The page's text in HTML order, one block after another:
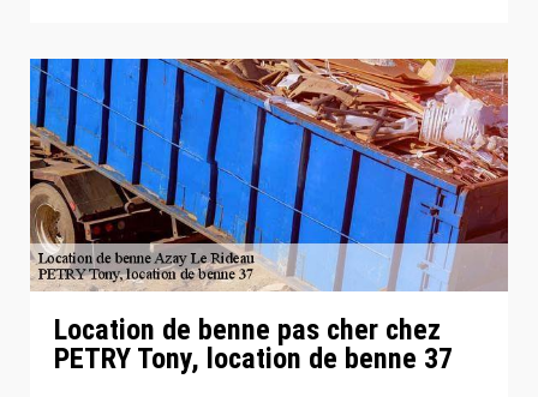
Location de benne pas cher chez
PETRY Tony, location de benne 37